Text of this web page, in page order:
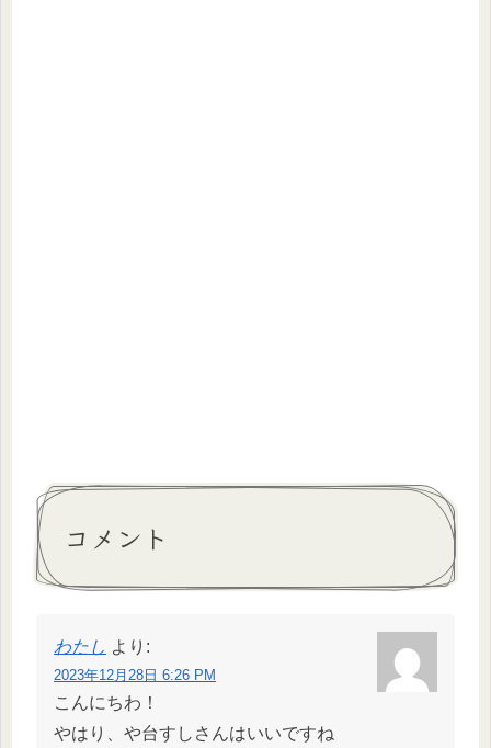
コメント
わたし より:
2023年12月28日 6:26 PM
こんにちわ！
やはり、や台すしさんはいいですね